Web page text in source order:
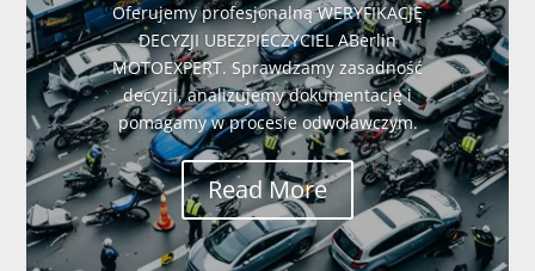
Oferujemy profesjonalną WERYFIKACJĘ
DECYZJI UBEZPIECZYCIEL ABerlin
MOTOEXPERT. Sprawdzamy zasadność
decyzji, analizujemy dokumentację i
pomagamy w procesie odwoławczym.
Read More